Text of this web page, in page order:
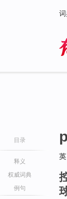
目录
释义
权威词典
例句
英